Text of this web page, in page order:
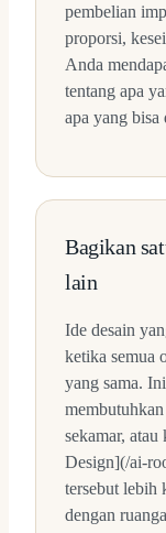
pembelian
proporsi,
Anda
tentang apa
apa yang bisa
Bagikan
lain
Ide desain
ketika semua
yang sama.
sekamar,
Design](/ai-
tersebut lebih
dengan